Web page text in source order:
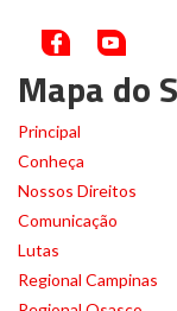
Mapa do
Principal
Conheça
Nossos Direitos
Comunicação
Lutas
Regional Campinas